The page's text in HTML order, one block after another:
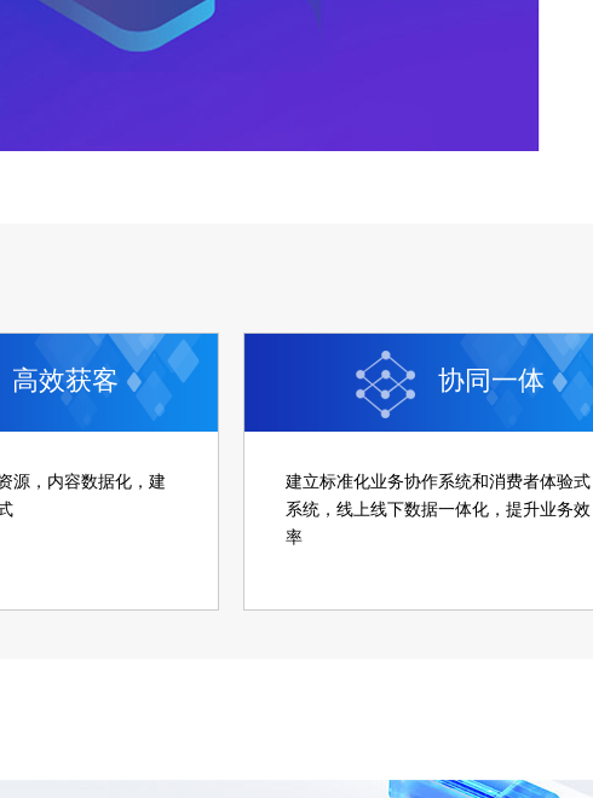
高效获客
源，内容数据化，建
协同一体
建立标准化业务协作系统和消费者体验式
系统，线上线下数据一体化，提升业务效
率